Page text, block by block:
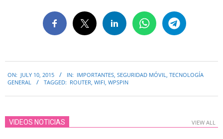
07-
ON: JULY 10, 2015 IN: IMPORTANTES, SEGURIDAD MÓVIL, TECNOLOGÍA
GENERAL
TAGGED: ROUTER, WIFI, WPSPIN
VIDEOS NOTICIAS VIEW ALL